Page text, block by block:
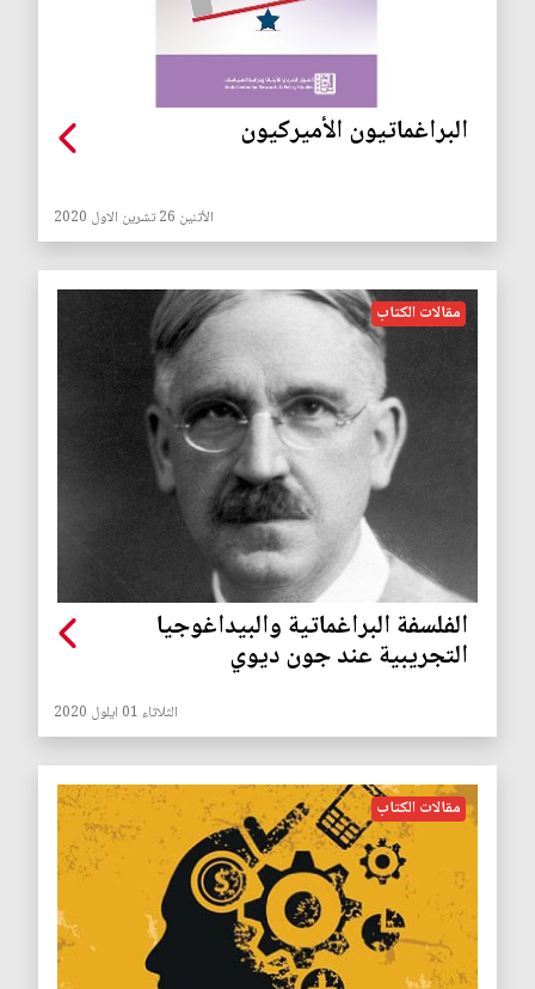
البراغماتيون الأميركيون
الأثنين 26 تشرين الاول 2020
مقالات الكتاب
الفلسفة البراغماتية والبيداغوجيا
التجريبية عند جون ديوي
الثلاثاء 01 ايلول 2020
مقالات الكتاب